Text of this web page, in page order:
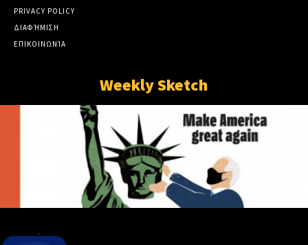
PRIVACY POLICY
ΔΙΑΦΉΜΙΣΗ
ΕΠΙΚΟΙΝΩΝΊΑ
Weekly Sketch